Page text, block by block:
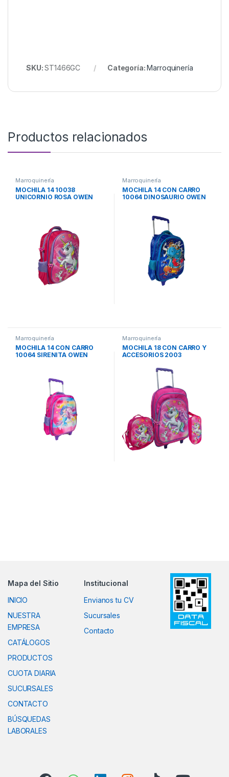
SKU:ST1466GC Categoría:Marroquinería
Productos relacionados
Marroquinería
MOCHILA 14 10038
UNICORNIO ROSA OWEN
Marroquinería
MOCHILA 14 CON CARRO
10064 DINOSAURIO OWEN
Marroquinería
MOCHILA 14 CON CARRO
10064 SIRENITA OWEN
Marroquinería
MOCHILA 18 CON CARRO Y
ACCESORIOS 2003
Mapa del Sitio
INICIO
NUESTRA
EMPRESA
CATÁLOGOS
PRODUCTOS
CUOTA DIARIA
SUCURSALES
CONTACTO
BÚSQUEDAS
LABORALES
Institucional
Envianos tu CV
Sucursales
Contacto